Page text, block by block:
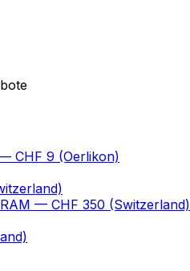
CHF 9 (Oerlikon)
— CHF 350 (Switzerland)